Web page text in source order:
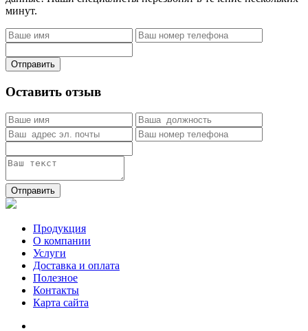
минут.
Отправить
Оставить отзыв
Отправить
Продукция
О компании
Услуги
Доставка и оплата
Полезное
Контакты
Карта сайта